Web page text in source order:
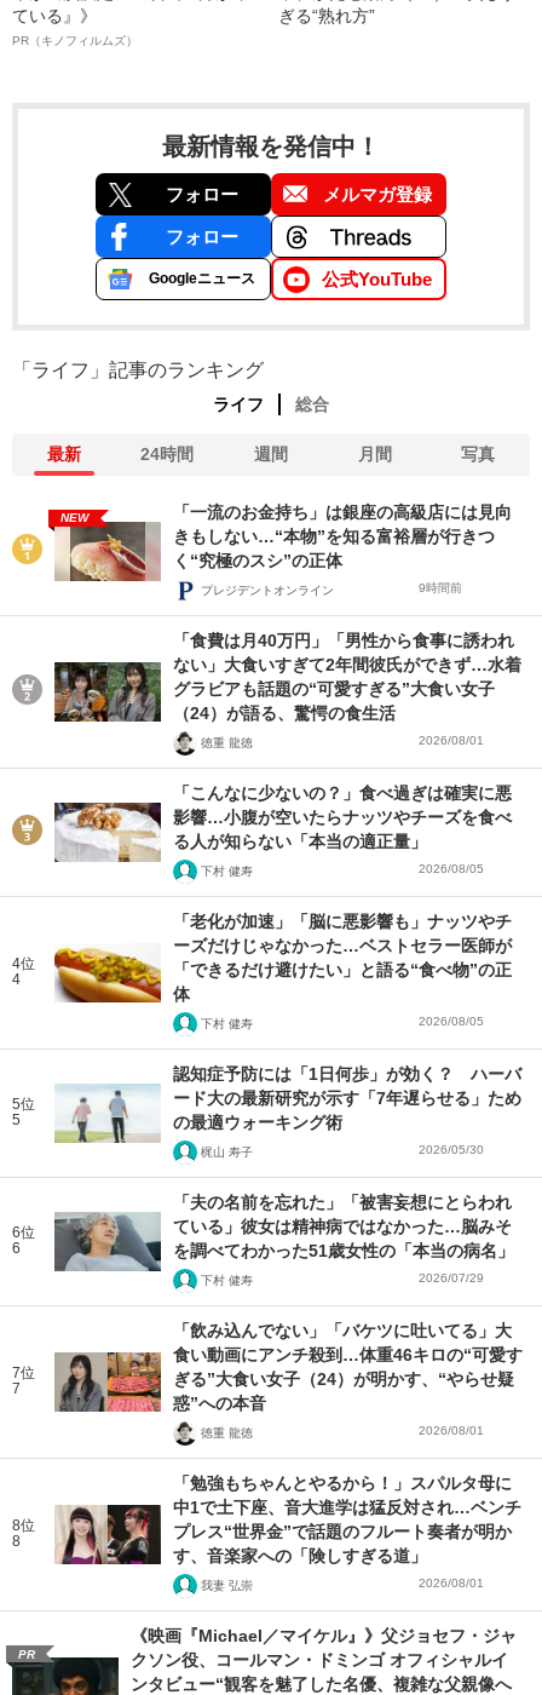
ている』》
PR（キノフィルムズ）
ぎる“熟れ方”
最新情報を発信中！
フォロー メルマガ登録
フォロー
Googleニュース 公式YouTube
「ライフ」記事のランキング
ライフ 総合
最新 24時間 週間 月間 写真
NEW
「一流のお金持ち」は銀座の高級店には見向
きもしない…“本物”を知る富裕層が行きつ
く“究極のスシ”の正体
プレジデントオンライン 9時間前
「食費は月40万円」「男性から食事に誘われ
ない」大食いすぎて2年間彼氏ができず…水着
グラビアも話題の“可愛すぎる”大食い女子
（24）が語る、驚愕の食生活
徳重 龍徳 2026/08/01
「こんなに少ないの？」食べ過ぎは確実に悪
影響…小腹が空いたらナッツやチーズを食べ
る人が知らない「本当の適正量」
下村 健寿 2026/08/05
4位
4
「老化が加速」「脳に悪影響も」ナッツやチ
ーズだけじゃなかった…ベストセラー医師が
「できるだけ避けたい」と語る“食べ物”の正
体
下村 健寿 2026/08/05
5位
5
認知症予防には「1日何歩」が効く？ ハーバ
ード大の最新研究が示す「7年遅らせる」ため
の最適ウォーキング術
梶山 寿子 2026/05/30
6位
6
「夫の名前を忘れた」「被害妄想にとらわれ
ている」彼女は精神病ではなかった…脳みそ
を調べてわかった51歳女性の「本当の病名」
下村 健寿 2026/07/29
7位
7
「飲み込んでない」「バケツに吐いてる」大
食い動画にアンチ殺到…体重46キロの“可愛す
ぎる”大食い女子（24）が明かす、“やらせ疑
惑”への本音
徳重 龍徳 2026/08/01
8位
8
「勉強もちゃんとやるから！」スパルタ母に
中1で土下座、音大進学は猛反対され…ベンチ
プレス“世界金”で話題のフルート奏者が明か
す、音楽家への「険しすぎる道」
我妻 弘崇 2026/08/01
PR
《映画『Michael／マイケル』》父ジョセフ・ジャ
クソン役、コールマン・ドミンゴ オフィシャルイ
ンタビュー“観客を魅了した名優、複雑な父親像へ